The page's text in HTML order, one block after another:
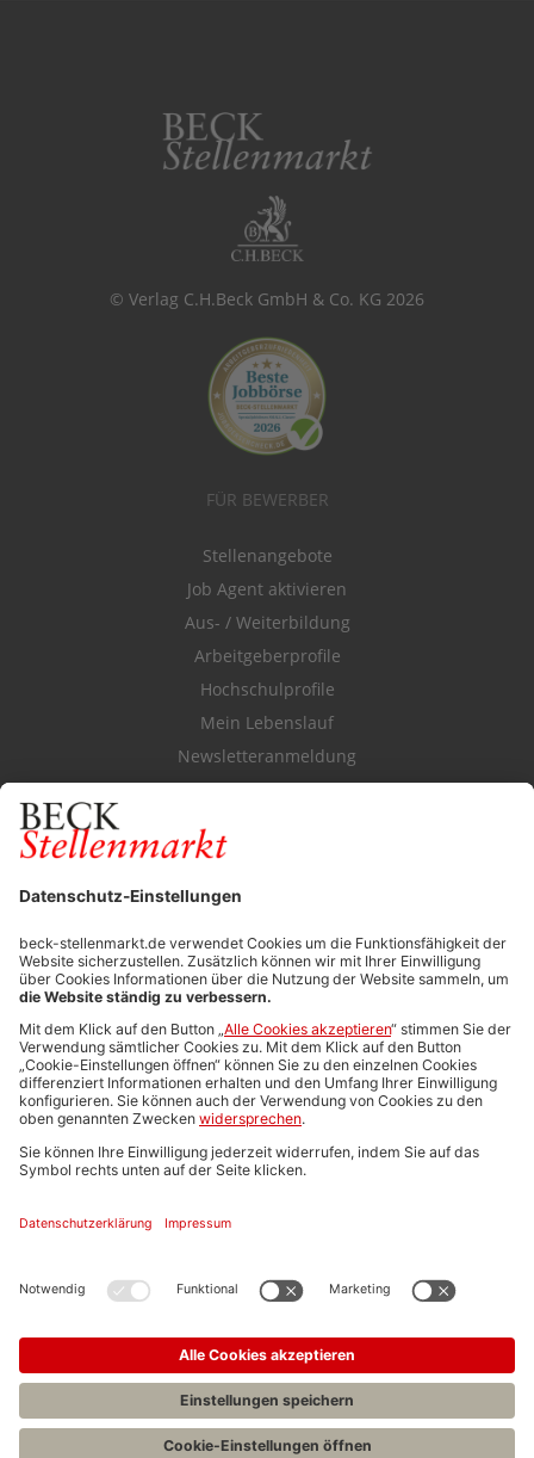
© Verlag C.H.Beck GmbH & Co. KG 2026
FÜR BEWERBER
Stellenangebote
Job Agent aktivieren
Aus- / Weiterbildung
Arbeitgeberprofile
Hochschulprofile
Mein Lebenslauf
Newsletteranmeldung
Durchsuchen Sie den Stellenkatalog
FÜR ARBEITGEBER
Stellenmarktpreise
Anzeigen-AGB
Media-Daten
Newsletteranmeldung
Produktübersicht
ALLGEMEIN
FAQs
Impressum
Stellenangebote C.H.BECK